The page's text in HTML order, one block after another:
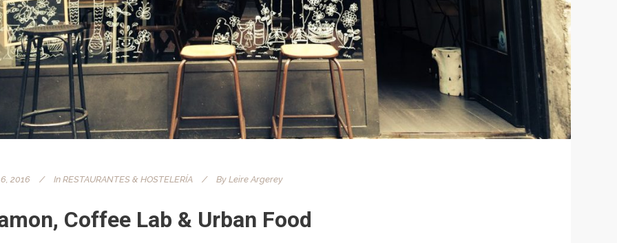
2016 In RESTAURANTES & HOSTELERÍA By Leire Argerey
Coffee Lab & Urban Food